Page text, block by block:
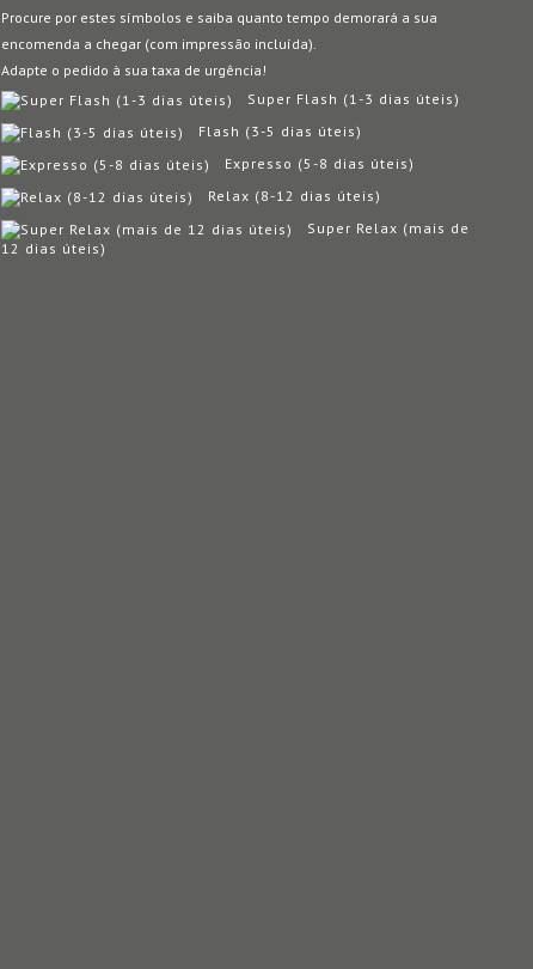
Procure por estes símbolos e saiba quanto tempo demorará a sua
encomenda a chegar (com impressão incluída).
Adapte o pedido à sua taxa de urgência!
Super Flash (1-3 dias úteis)
Flash (3-5 dias úteis)
Expresso (5-8 dias úteis)
Relax (8-12 dias úteis)
Super Relax (mais de
12 dias úteis)